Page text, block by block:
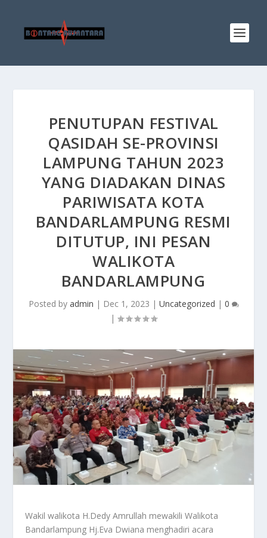
PENUTUPAN FESTIVAL
QASIDAH SE-PROVINSI
LAMPUNG TAHUN 2023
YANG DIADAKAN DINAS
PARIWISATA KOTA
BANDARLAMPUNG RESMI
DITUTUP, INI PESAN
WALIKOTA
BANDARLAMPUNG
Posted by admin | Dec 1, 2023 | Uncategorized | 0
|
Wakil walikota H.Dedy Amrullah mewakili Walikota
Bandarlampung Hj.Eva Dwiana menghadiri acara